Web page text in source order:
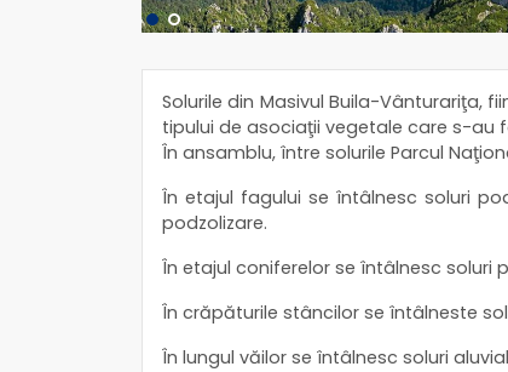
Solurile din Masivul Buila-Vânturariţa,
tipului de asociaţii vegetale care s-au
În ansamblu, între solurile Parcul
În etajul fagului se întâlnesc soluri
podzolizare.
În etajul coniferelor se întâlnesc soluri
În crăpăturile stâncilor se întâlneste
În lungul văilor se întâlnesc soluri